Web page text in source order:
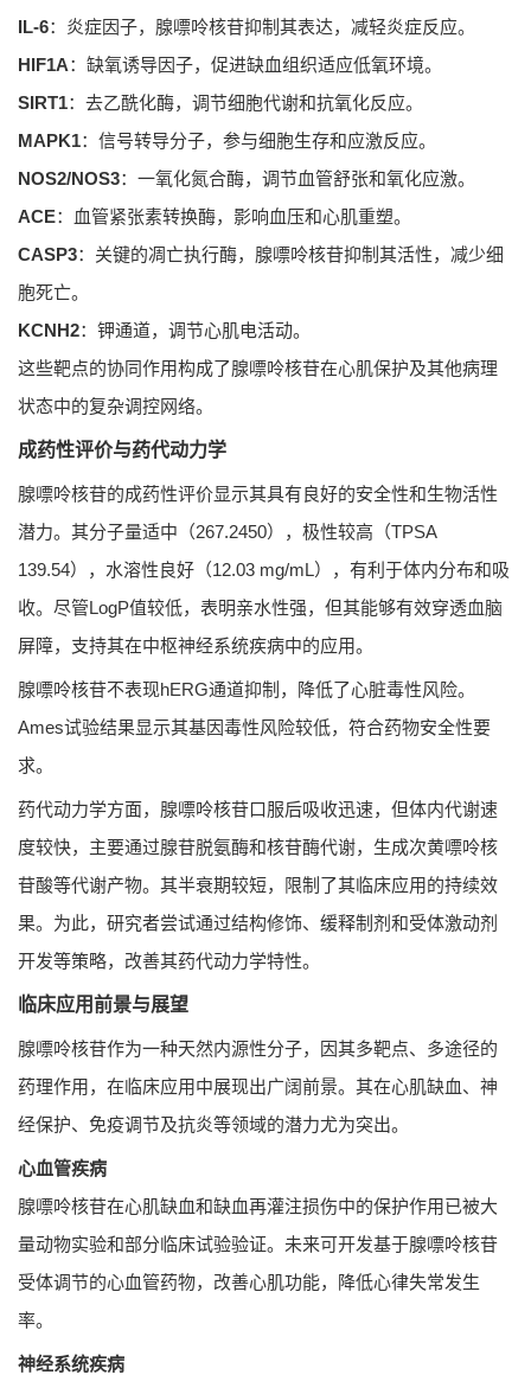
IL-6：炎症因子，腺嘌呤核苷抑制其表达，减轻炎症反应。
HIF1A：缺氧诱导因子，促进缺血组织适应低氧环境。
SIRT1：去乙酰化酶，调节细胞代谢和抗氧化反应。
MAPK1：信号转导分子，参与细胞生存和应激反应。
NOS2/NOS3：一氧化氮合酶，调节血管舒张和氧化应激。
ACE：血管紧张素转换酶，影响血压和心肌重塑。
CASP3：关键的凋亡执行酶，腺嘌呤核苷抑制其活性，减少细
胞死亡。
KCNH2：钾通道，调节心肌电活动。
这些靶点的协同作用构成了腺嘌呤核苷在心肌保护及其他病理
状态中的复杂调控网络。
成药性评价与药代动力学
腺嘌呤核苷的成药性评价显示其具有良好的安全性和生物活性
潜力。其分子量适中（267.2450），极性较高（TPSA
139.54），水溶性良好（12.03 mg/mL），有利于体内分布和吸
收。尽管LogP值较低，表明亲水性强，但其能够有效穿透血脑
屏障，支持其在中枢神经系统疾病中的应用。
腺嘌呤核苷不表现hERG通道抑制，降低了心脏毒性风险。
Ames试验结果显示其基因毒性风险较低，符合药物安全性要
求。
药代动力学方面，腺嘌呤核苷口服后吸收迅速，但体内代谢速
度较快，主要通过腺苷脱氨酶和核苷酶代谢，生成次黄嘌呤核
苷酸等代谢产物。其半衰期较短，限制了其临床应用的持续效
果。为此，研究者尝试通过结构修饰、缓释制剂和受体激动剂
开发等策略，改善其药代动力学特性。
临床应用前景与展望
腺嘌呤核苷作为一种天然内源性分子，因其多靶点、多途径的
药理作用，在临床应用中展现出广阔前景。其在心肌缺血、神
经保护、免疫调节及抗炎等领域的潜力尤为突出。
心血管疾病
腺嘌呤核苷在心肌缺血和缺血再灌注损伤中的保护作用已被大
量动物实验和部分临床试验验证。未来可开发基于腺嘌呤核苷
受体调节的心血管药物，改善心肌功能，降低心律失常发生
率。
神经系统疾病